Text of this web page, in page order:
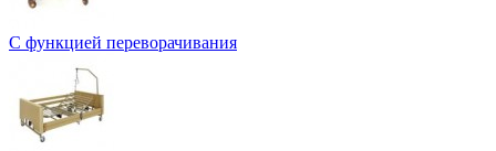
С функцией переворачивания